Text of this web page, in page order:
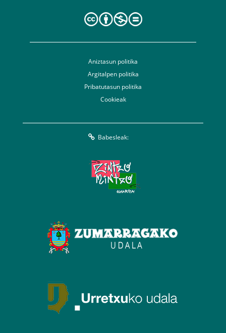
Aniztasun politika
Argitalpen politika
Pribatutasun politika
Cookieak
Babesleak: